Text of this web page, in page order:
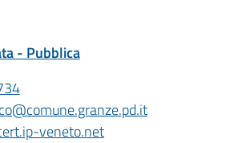
- Pubblica
veneto.net